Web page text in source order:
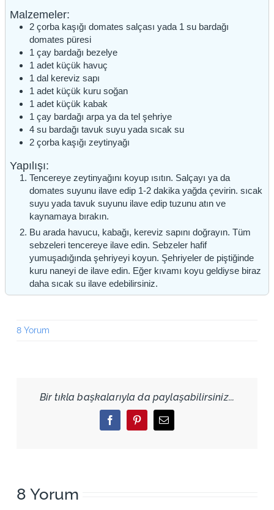
Malzemeler:
2 çorba kaşığı domates salçası yada 1 su bardağı
domates püresi
1 çay bardağı bezelye
1 adet küçük havuç
1 dal kereviz sapı
1 adet küçük kuru soğan
1 adet küçük kabak
1 çay bardağı arpa ya da tel şehriye
4 su bardağı tavuk suyu yada sıcak su
2 çorba kaşığı zeytinyağı
Yapılışı:
Tencereye zeytinyağını koyup ısıtın. Salçayı ya da
domates suyunu ilave edip 1-2 dakika yağda çevirin. sıcak
suyu yada tavuk suyunu ilave edip tuzunu atın ve
kaynamaya bırakın.
Bu arada havucu, kabağı, kereviz sapını doğrayın. Tüm
sebzeleri tencereye ilave edin. Sebzeler hafif
yumuşadığında şehriyeyi koyun. Şehriyeler de piştiğinde
kuru naneyi de ilave edin. Eğer kıvamı koyu geldiyse biraz
daha sıcak su ilave edebilirsiniz.
8 Yorum
Bir tıkla başkalarıyla da paylaşabilirsiniz...
FacebookPinterestEmail
8 Yorum